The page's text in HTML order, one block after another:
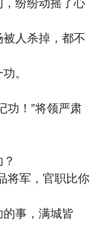
纷纷动摇了心
人杀掉，都不
。
功！”将领严肃
将军，官职比你
事，满城皆